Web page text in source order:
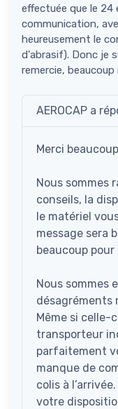
effectuée que le 24
communication,
heureusement le
d'abrasif). Donc je
remercie, beaucoup
AEROCAP a
Merci
Nous sommes
conseils, la
le matériel
message sera
beaucoup pour
Nous sommes
désagréments
Même si celle-
transporteur
parfaitement
manque de
colis à
votre